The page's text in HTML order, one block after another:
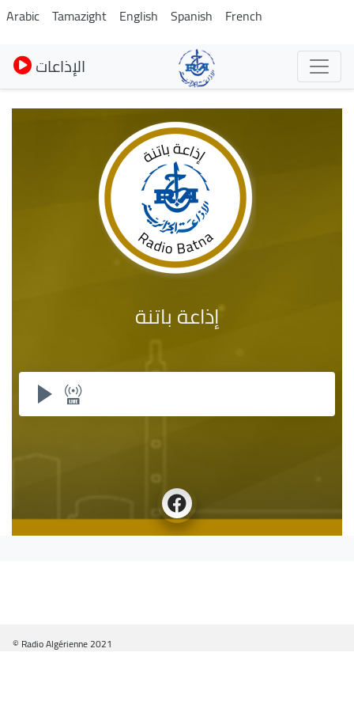
Pasar
al
contenido
principal
Arabic Tamazight English Spanish French
الإذاعات
إذاعة باتنة
© Radio Algérienne 2021